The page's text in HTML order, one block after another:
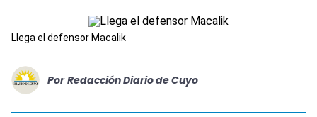
Llega el defensor Macalik
Por Redacción Diario de Cuyo